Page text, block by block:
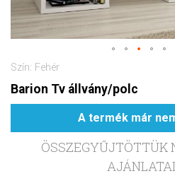
Szín: Fehér
Barion Tv állvány/polc
A termék már
ÖSSZEGYŰJTÖTTÜK